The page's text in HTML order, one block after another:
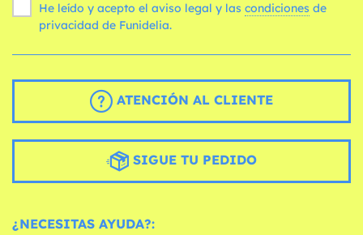
He leído y acepto el aviso legal y las condiciones
privacidad de Funidelia.
ATENCIÓN AL CLIENTE
SIGUE TU PEDIDO
¿NECESITAS AYUDA?: